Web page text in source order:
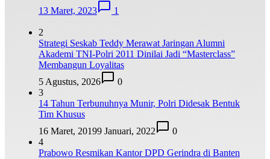
13 Maret, 2023
1
2
Strategi Seskab Teddy Merawat Jaringan Alumni
Akademi TNI-Polri 2011 Dinilai Jadi “Masterclass”
Membangun Loyalitas
5 Agustus, 2026
0
3
14 Tahun Terbunuhnya Munir, Polri Didesak Bentuk
Tim Khusus
16 Maret, 20199 Januari, 2022
0
4
Prabowo Resmikan Kantor DPD Gerindra di Banten